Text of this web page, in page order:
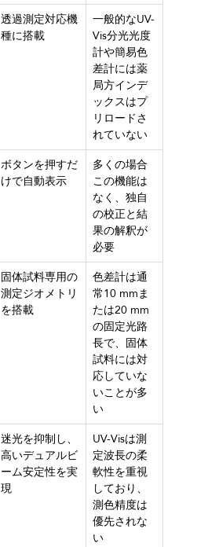
透過測定対応機
種に搭載
一般的なUV-
Vis分光光度
計や簡易色
差計には薬
局方インデ
ックスはプ
リロードさ
れていない
ボタンを押すだ
けで自動表示
多くの場合
この機能は
なく、独自
の校正と結
果の解釈が
必要
固体試料専用の
測定ジオメトリ
を搭載
色差計は通
常10 mmま
たは20 mm
の固定光路
長で、固体
試料には対
応していな
いことが多
い
迷光を抑制し、
高いデュアルビ
ーム安定性を実
現
UV-Visは測
定波長の柔
軟性を重視
しており、
測色精度は
優先されな
い